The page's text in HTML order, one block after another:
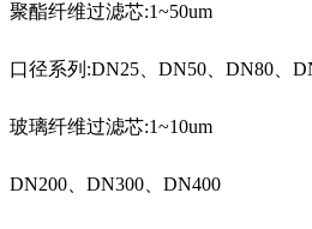
聚酯纤维过滤芯:1~50um
口径系列:DN25、DN50、DN80、
玻璃纤维过滤芯:1~10um
DN200、DN300、DN400